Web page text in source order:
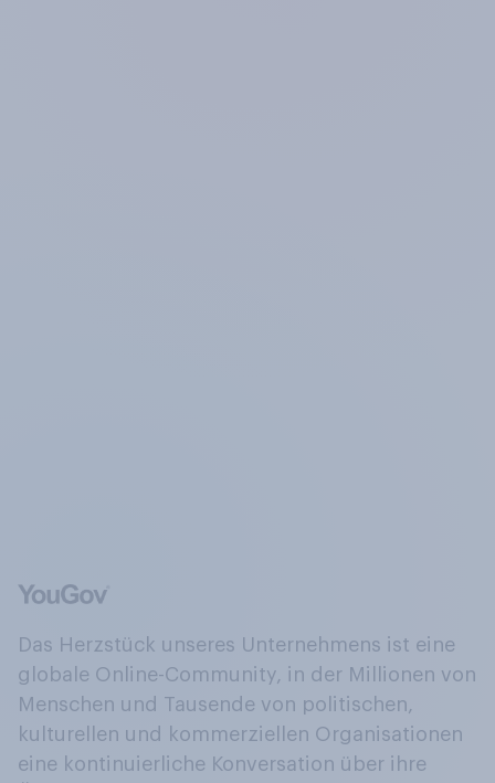
Das Herzstück unseres Unternehmens ist eine
globale Online-Community, in der Millionen von
Menschen und Tausende von politischen,
kulturellen und kommerziellen Organisationen
eine kontinuierliche Konversation über ihre